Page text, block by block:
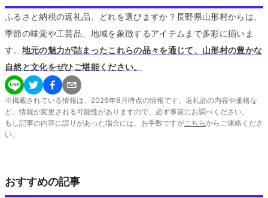
ふるさと納税の返礼品、どれを選びますか？長野県山形村からは、
季節の味覚や工芸品、地域を象徴するアイテムまで多彩に揃いま
す。 地元の魅力が詰まったこれらの品々を通じて、山形村の豊かな
自然と文化をぜひご堪能ください。
※掲載されている情報は、 2026年8 月時点の情報です。返礼品の内容や価格な
ど、情報が変更される可能性がありますので、必ず事前にお調べください。
もし記事の内容に誤りがあった場合には、お手数ですがこちらからご連絡くださ
い。
おすすめの記事